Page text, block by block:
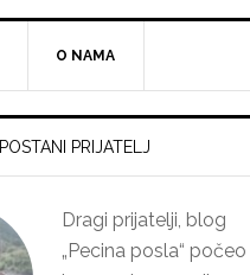
O NAMA
POSTANI PRIJATELJ
Dragi prijatelji, blog
„Pecina posla“ počeo